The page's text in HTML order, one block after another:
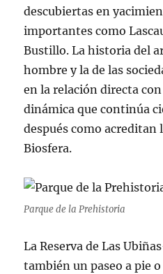
descubiertas en
importantes como
Bustillo. La historia del
hombre y la de las
en la relación directa
dinámica que continúa
después como acreditan
Biosfera.
Parque de la Prehistoria
La Reserva de Las
también un paseo a pie